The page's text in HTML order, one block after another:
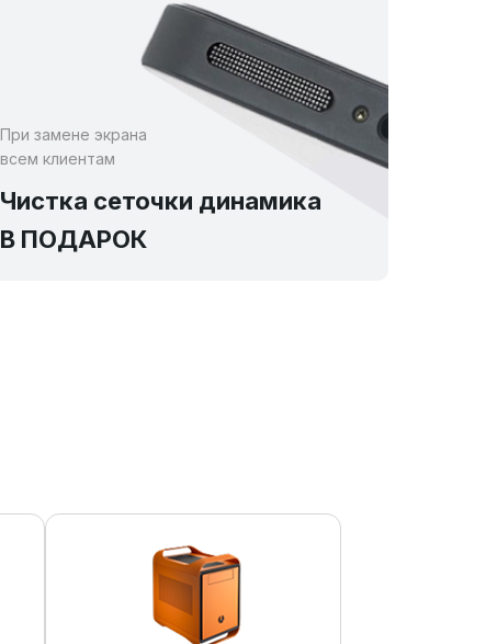
При замене экрана
всем клиентам
Чистка сеточки динамика
В ПОДАРОК